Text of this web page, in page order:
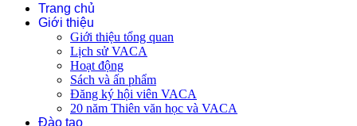
Trang chủ
Giới thiệu
Giới thiệu tổng quan
Lịch sử VACA
Hoạt động
Sách và ấn phẩm
Đăng ký hội viên VACA
20 năm Thiên văn học và VACA
Đào tạo